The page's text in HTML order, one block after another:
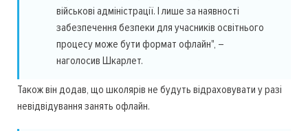
військові адміністрації. І лише за наявності
забезпечення безпеки для учасників освітнього
процесу може бути формат офлайн", –
наголосив Шкарлет.
Також він додав, що школярів не будуть відраховувати у разі
невідвідування занять офлайн.